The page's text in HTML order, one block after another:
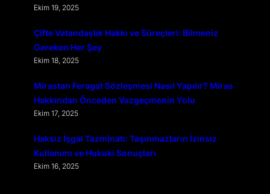
Ekim 19, 2025
Çifte Vatandaşlık Hakkı ve Süreçleri: Bilmeniz
Gereken Her Şey
Ekim 18, 2025
Mirastan Feragat Sözleşmesi Nasıl Yapılır? Miras
Hakkından Önceden Vazgeçmenin Yolu
Ekim 17, 2025
Haksız İşgal Tazminatı: Taşınmazların İzinsiz
Kullanımı ve Hukuki Sonuçları
Ekim 16, 2025